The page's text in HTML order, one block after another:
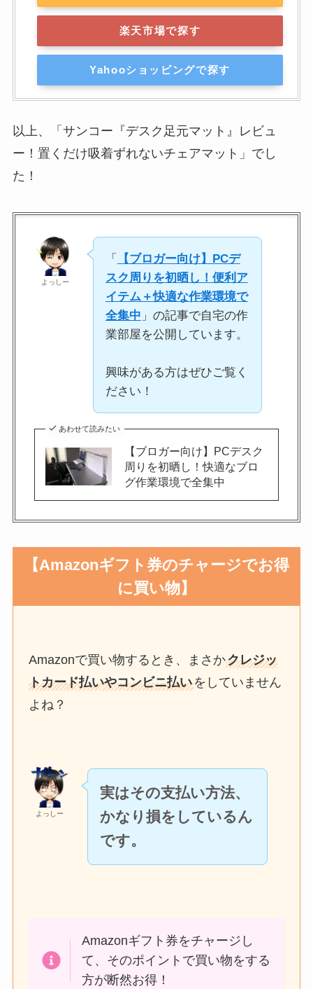
楽天市場で探す
Yahooショッピングで探す
以上、「サンコー『デスク足元マット』レビュ
ー！置くだけ吸着ずれないチェアマット」でし
た！
よっしー
「
【ブロガー向け】PCデ
スク周りを初晒し！便利ア
イテム＋快適な作業環境で
全集中 」の記事で自宅の作
業部屋を公開しています。
興味がある方はぜひご覧く
ださい！
あわせて読みたい
【ブロガー向け】PCデスク
周りを初晒し！快適なブロ
グ作業環境で全集中
【Amazonギフト券のチャージでお得
に買い物】
Amazonで買い物するとき、まさかクレジッ
トカード払いやコンビニ払いをしていません
よね？
よっしー
実はその支払い方法、
かなり損をしているん
です。
Amazonギフト券をチャージし
て、そのポイントで買い物をする
方が断然お得！